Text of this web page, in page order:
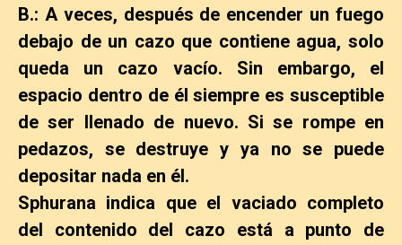
B.: A veces, después de encender un fuego
debajo de un cazo que contiene agua, solo
queda un cazo vacío. Sin embargo, el
espacio dentro de él siempre es susceptible
de ser llenado de nuevo. Si se rompe en
pedazos, se destruye y ya no se puede
depositar nada en él.
Sphurana indica que el vaciado completo
del contenido del cazo está a punto de